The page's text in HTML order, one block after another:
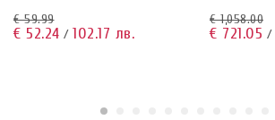
€ 59.99
€ 52.24 / 102.17 лв.
€ 1,058.00
€ 721.05 /